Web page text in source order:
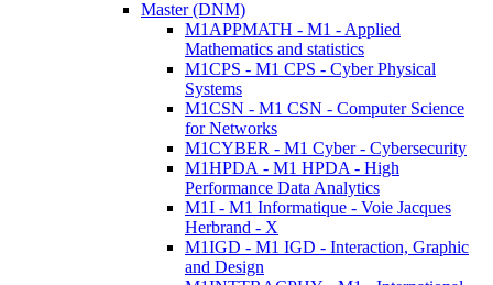
Master (DNM)
M1APPMATH - M1 - Applied
Mathematics and statistics
M1CPS - M1 CPS - Cyber Physical
Systems
M1CSN - M1 CSN - Computer Science
for Networks
M1CYBER - M1 Cyber - Cybersecurity
M1HPDA - M1 HPDA - High
Performance Data Analytics
M1I - M1 Informatique - Voie Jacques
Herbrand - X
M1IGD - M1 IGD - Interaction, Graphic
and Design